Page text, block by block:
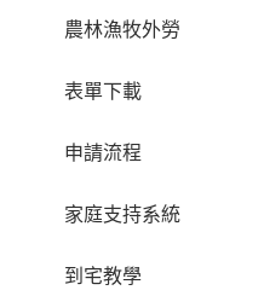
農林漁牧外勞
表單下載
申請流程
家庭支持系統
到宅教學